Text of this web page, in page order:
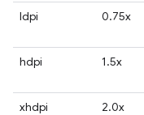
ldpi 0.75x
hdpi 1.5x
xhdpi 2.0x